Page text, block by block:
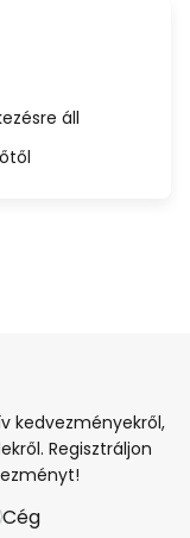
áll
kedvezményekről,
Regisztráljon
Cég